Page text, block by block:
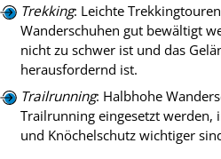
Trekking: Leichte
Wanderschuhen gut bewältigt
nicht zu schwer ist und das
herausfordernd ist.
Trailrunning: Halbhohe
Trailrunning eingesetzt werden,
und Knöchelschutz wichtiger